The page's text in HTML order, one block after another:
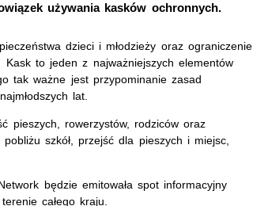
używania kasków ochronnych.
dzieci i młodzieży oraz ograniczenie
Kask to jeden z najważniejszych elementów
tak ważne jest przypominanie zasad
lat.
pieszych, rowerzystów, rodziców oraz
szkół, przejść dla pieszych i miejsc,
będzie emitowała spot informacyjny
całego kraju.